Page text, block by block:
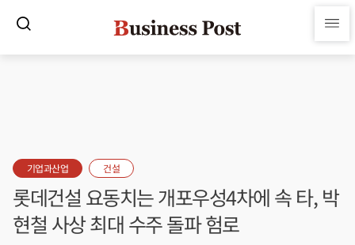
기업과산업 건설
롯데건설 요동치는 개포우성4차에 속 타, 박
현철 사상 최대 수주 돌파 험로